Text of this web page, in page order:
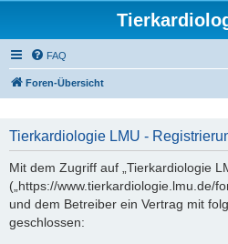
FAQ
Foren-Übersicht
Tierkardiologie LMU -
Mit dem Zugriff auf „Tierkardiologie
(„https://www.tierkardiologie.lmu.de/
und dem Betreiber ein Vertrag mit
geschlossen: